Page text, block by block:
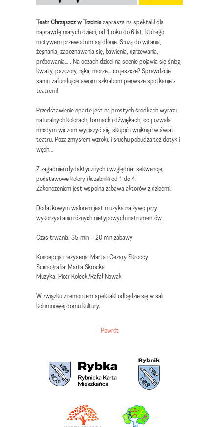
Teatr Chrząszcz w Trzciniezaprasza na spektakl dla
naprawdę małych dzieci, od 1 roku do 6 lat, którego
motywem przewodnim są dłonie. Służą do witania,
żegnania, zapoznawania się, bawienia, ogrzewania,
próbowania… . Na oczach dzieci na scenie pojawia się śnieg,
kwiaty, pszczoły, łąka, morze… co jeszcze? Sprawdźcie
sami i zafundujcie swoim szkrabom pierwsze spotkanie z
teatrem!
Przedstawienie oparte jest na prostych środkach wyrazu:
naturalnych kolorach, formach i dźwiękach, co pozwala
młodym widzom wyciszyć się, skupić i wniknąć w świat
teatru. Poza zmysłem wzroku i słuchu pobudza też dotyk i
węch…
Z zagadnień dydaktycznych uwzględnia: sekwencje,
podstawowe kolory i liczebniki od 1 do 4.
Zakończeniem jest wspólna zabawa aktorów z dziećmi.
Dodatkowym walorem jest muzyka na żywo przy
wykorzystaniu różnych nietypowych instrumentów.
Czas trwania: 35 min + 20 min zabawy
Koncepcja i reżyseria: Marta i Cezary Skroccy
Scenografia: Marta Skrocka
Muzyka: Piotr Kolecki/Rafał Nowak
W związku z remontem spektakl odbędzie się w sali
kolumnowej domu kultury.
Powrót